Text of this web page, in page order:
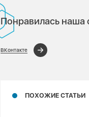
Понравилась наша
ВКонтакте
ПОХОЖИЕ СТАТЬИ